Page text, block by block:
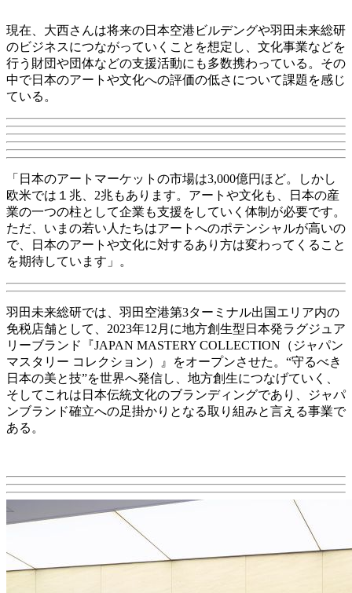
現在、大西さんは将来の日本空港ビルデングや羽田未来総研
のビジネスにつながっていくことを想定し、文化事業などを
行う財団や団体などの支援活動にも多数携わっている。その
中で日本のアートや文化への評価の低さについて課題を感じ
ている。
「日本のアートマーケットの市場は3,000億円ほど。しかし
欧米では１兆、2兆もあります。アートや文化も、日本の産
業の一つの柱として企業も支援をしていく体制が必要です。
ただ、いまの若い人たちはアートへのポテンシャルが高いの
で、日本のアートや文化に対するあり方は変わってくること
を期待しています」。
羽田未来総研では、羽田空港第3ターミナル出国エリア内の
免税店舗として、2023年12月に地方創生型日本発ラグジュア
リーブランド『JAPAN MASTERY COLLECTION（ジャパン
マスタリー コレクション）』をオープンさせた。“守るべき
日本の美と技”を世界へ発信し、地方創生につなげていく、
そしてこれは日本伝統文化のブランディングであり、ジャパ
ンブランド確立への足掛かりとなる取り組みと言える事業で
ある。